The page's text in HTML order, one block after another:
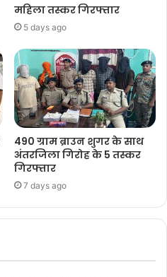
महिला तस्कर गिरफ्तार
5 days ago
490 ग्राम ब्राउन शुगर के साथ
अंतरजिला गिरोह के 5 तस्कर
गिरफ्तार
7 days ago